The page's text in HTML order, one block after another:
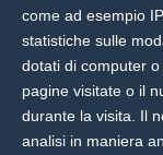
come ad esempio
statistiche sulle
dotati di computer
pagine visitate o il
durante la visita. Il
analisi in maniera